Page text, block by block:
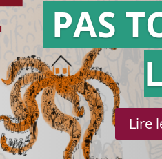
Lire
PAS